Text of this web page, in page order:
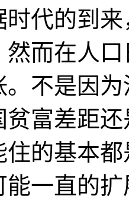
时代的到
然而在人
。不是因
贫富差距
住的基本
能一直的